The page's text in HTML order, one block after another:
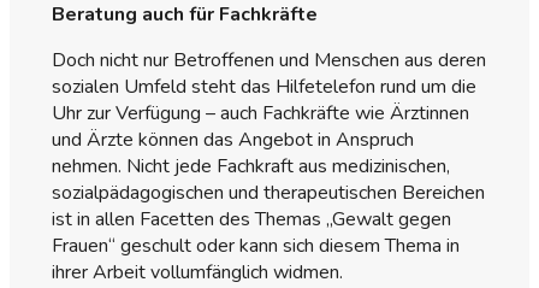
Beratung auch für Fachkräfte
Doch nicht nur Betroffenen und Menschen aus deren
sozialen Umfeld steht das Hilfetelefon rund um die
Uhr zur Verfügung – auch Fachkräfte wie Ärztinnen
und Ärzte können das Angebot in Anspruch
nehmen. Nicht jede Fachkraft aus medizinischen,
sozialpädagogischen und therapeutischen Bereichen
ist in allen Facetten des Themas „Gewalt gegen
Frauen“ geschult oder kann sich diesem Thema in
ihrer Arbeit vollumfänglich widmen.